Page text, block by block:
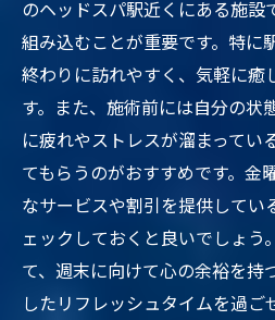
のヘッドスパ駅近くにある施設
組み込むことが重要です。特に
終わりに訪れやすく、気軽に癒
す。また、施術前には自分の状
に疲れやストレスが溜まってい
てもらうのがおすすめです。金
なサービスや割引を提供してい
ェックしておくと良いでしょう
て、週末に向けて心の余裕を持
したリフレッシュタイムを過ご